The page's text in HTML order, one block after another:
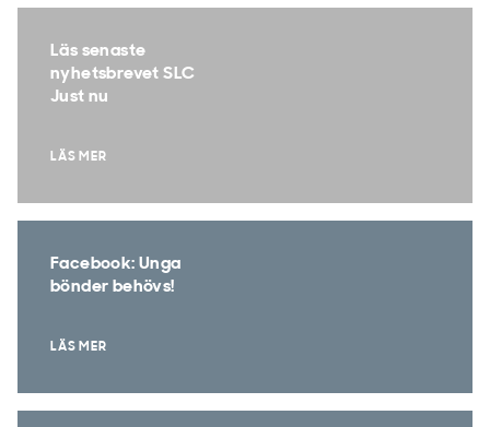
Läs senaste
nyhetsbrevet SLC
Just nu
LÄS MER
Facebook: Unga
bönder behövs!
LÄS MER